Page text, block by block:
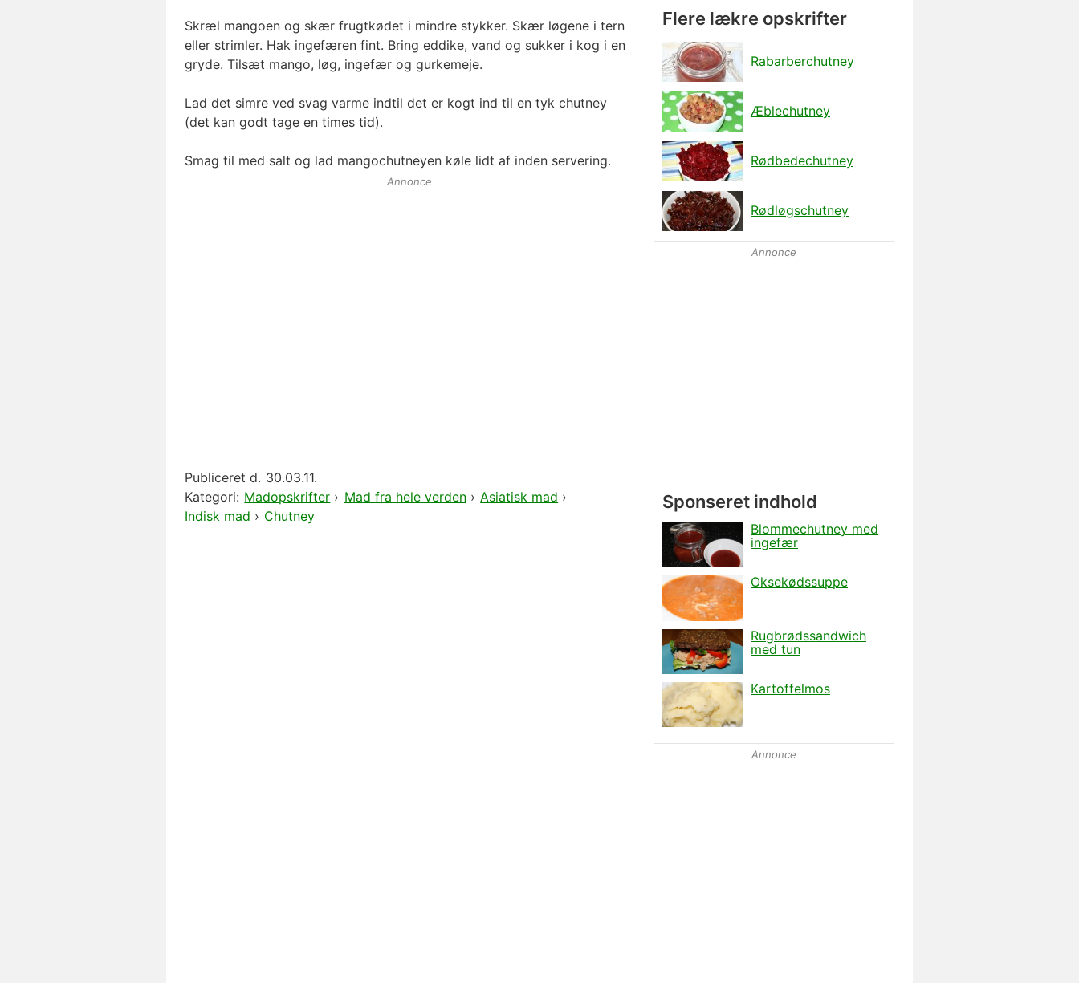
Skræl mangoen og skær frugtkødet i mindre stykker. Skær løgene i tern
eller strimler. Hak ingefæren fint. Bring eddike, vand og sukker i kog i en
gryde. Tilsæt mango, løg, ingefær og gurkemeje.
Lad det simre ved svag varme indtil det er kogt ind til en tyk chutney
(det kan godt tage en times tid).
Smag til med salt og lad mangochutneyen køle lidt af inden servering.
Annonce
Publiceret d. 30.03.11.
Kategori: Madopskrifter › Mad fra hele verden› Asiatisk mad ›
Indisk mad › Chutney
Flere lækre opskrifter
Rabarberchutney
Æblechutney
Rødbedechutney
Rødløgschutney
Annonce
Annonce